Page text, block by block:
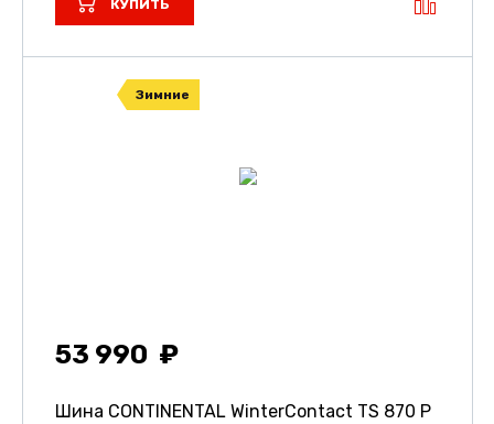
КУПИТЬ
Зимние
53 990
Шина CONTINENTAL WinterContact TS 870 P